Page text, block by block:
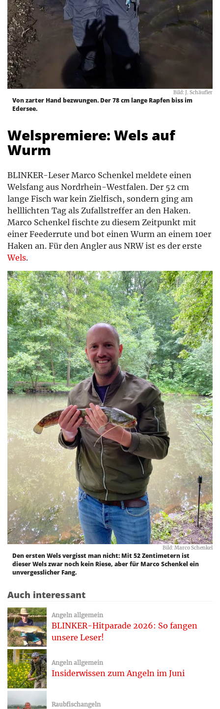
Bild: J. Schäufler
Von zarter Hand bezwungen. Der 78 cm lange Rapfen biss im
Edersee.
Welspremiere: Wels auf
Wurm
BLINKER-Leser Marco Schenkel meldete einen
Welsfang aus Nordrhein-Westfalen. Der 52 cm
lange Fisch war kein Zielfisch, sondern ging am
helllichten Tag als Zufallstreffer an den Haken.
Marco Schenkel fischte zu diesem Zeitpunkt mit
einer Feederrute und bot einen Wurm an einem 10er
Haken an. Für den Angler aus NRW ist es der erste
Wels.
Bild: Marco Schenkel
Den ersten Wels vergisst man nicht: Mit 52 Zentimetern ist
dieser Wels zwar noch kein Riese, aber für Marco Schenkel ein
unvergesslicher Fang.
Auch interessant
Angeln allgemein
BLINKER-Hitparade 2026: So fangen
unsere Leser!
Angeln allgemein
Insiderwissen zum Angeln im Juni
Raubfischangeln